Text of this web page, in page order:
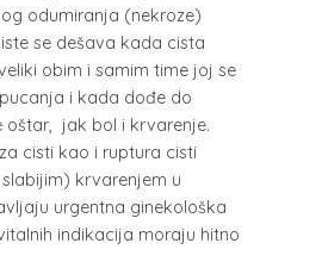
odumiranja (nekroze)
se dešava kada cista
obim i samim time joj se
i kada dođe do
oštar, jak bol i krvarenje.
cisti kao i ruptura cisti
krvarenjem u
urgentna ginekološka
indikacija moraju hitno